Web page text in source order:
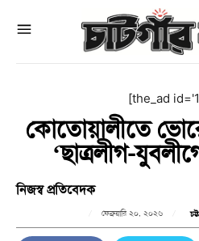
[the_ad
কোতোয়ালীতে
‘ছাত্রলীগ-
নিজস্ব প্রতিবেদক
ফেব্রুয়ারি ২০, ২০২৬